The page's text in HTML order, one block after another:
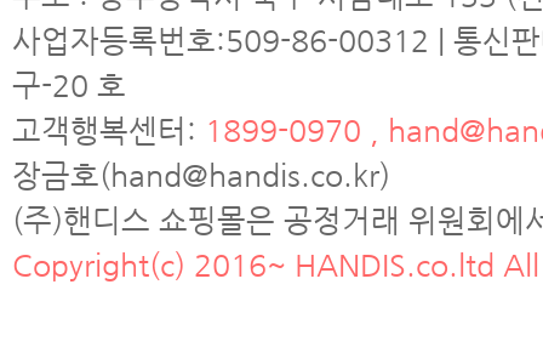
사업자등록번호:509-86-00312 | 통신
구-20 호
고객행복센터: 1899-0970 ,
장금호(hand@handis.co.kr)
(주)핸디스 쇼핑몰은 공정거래 위원회
Copyright(c) 2016~ HANDIS.co.ltd